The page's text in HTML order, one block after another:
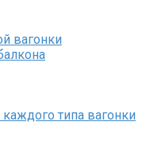
вагонки
типа вагонки